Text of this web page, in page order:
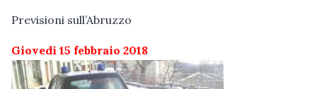
Previsioni sull’Abruzzo
Giovedì 15 febbraio 2018